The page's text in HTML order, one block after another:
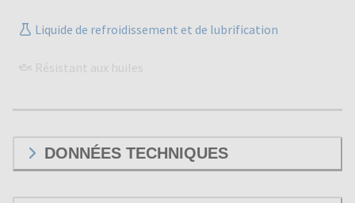
Liquide de refroidissement et de lubrification
Résistant aux huiles
DONNÉES TECHNIQUES